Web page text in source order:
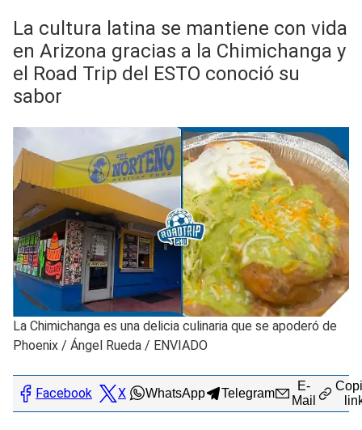
La cultura latina se mantiene con vida
en Arizona gracias a la Chimichanga y
el Road Trip del ESTO conoció su
sabor
La Chimichanga es una delicia culinaria que se apoderó de
Phoenix / Ángel Rueda / ENVIADO
Facebook X WhatsApp Telegram
E-
Mail